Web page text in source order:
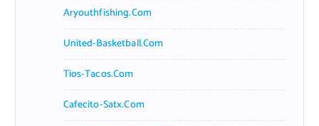
Aryouthfishing.com
United-Basketball.com
Tios-Tacos.com
Cafecito-Satx.com